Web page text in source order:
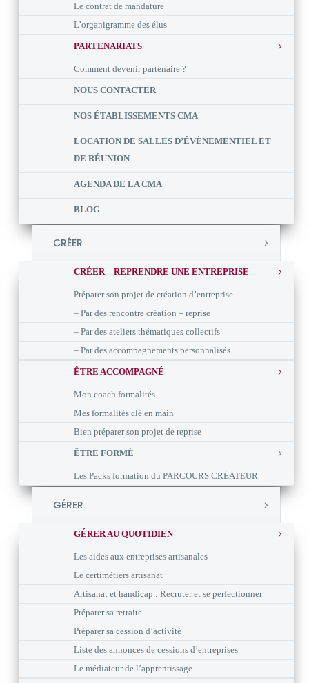
Le contrat de mandature
L’organigramme des élus
PARTENARIATS
Comment devenir partenaire ?
NOUS CONTACTER
NOS ÉTABLISSEMENTS CMA
LOCATION DE SALLES D’ÉVÈNEMENTIEL ET
DE RÉUNION
AGENDA DE LA CMA
BLOG
CRÉER
CRÉER – REPRENDRE UNE ENTREPRISE
Préparer son projet de création d’entreprise
– Par des rencontre création – reprise
– Par des ateliers thématiques collectifs
– Par des accompagnements personnalisés
ÊTRE ACCOMPAGNÉ
Mon coach formalités
Mes formalités clé en main
Bien préparer son projet de reprise
ÊTRE FORMÉ
Les Packs formation du PARCOURS CRÉATEUR
GÉRER
GÉRER AU QUOTIDIEN
Les aides aux entreprises artisanales
Le certimétiers artisanat
Artisanat et handicap : Recruter et se perfectionner
Préparer sa retraite
Préparer sa cession d’activité
Liste des annonces de cessions d’entreprises
Le médiateur de l’apprentissage